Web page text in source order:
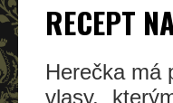
RECEPT
Herečka má
vlasy,